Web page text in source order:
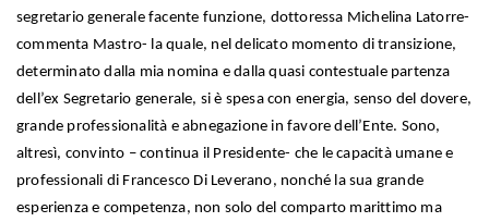
segretario generale facente funzione, dottoressa Michelina Latorre-
commenta Mastro- la quale, nel delicato momento di transizione,
determinato dalla mia nomina e dalla quasi contestuale partenza
dell’ex Segretario generale, si è spesa con energia, senso del dovere,
grande professionalità e abnegazione in favore dell’Ente. Sono,
altresì, convinto – continua il Presidente- che le capacità umane e
professionali di Francesco Di Leverano, nonché la sua grande
esperienza e competenza, non solo del comparto marittimo ma